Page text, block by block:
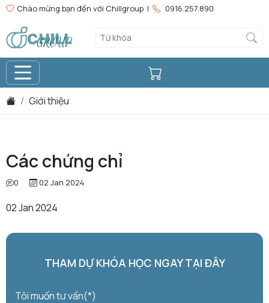
Chào mừng bạn đến với Chillgroup | 0916.257.890
Giới thiệu
Các chứng chỉ
0 02 Jan 2024
02 Jan 2024
THAM DỰ KHÓA HỌC NGAY TẠI ĐÂY
Tôi muốn tư vấn(*)